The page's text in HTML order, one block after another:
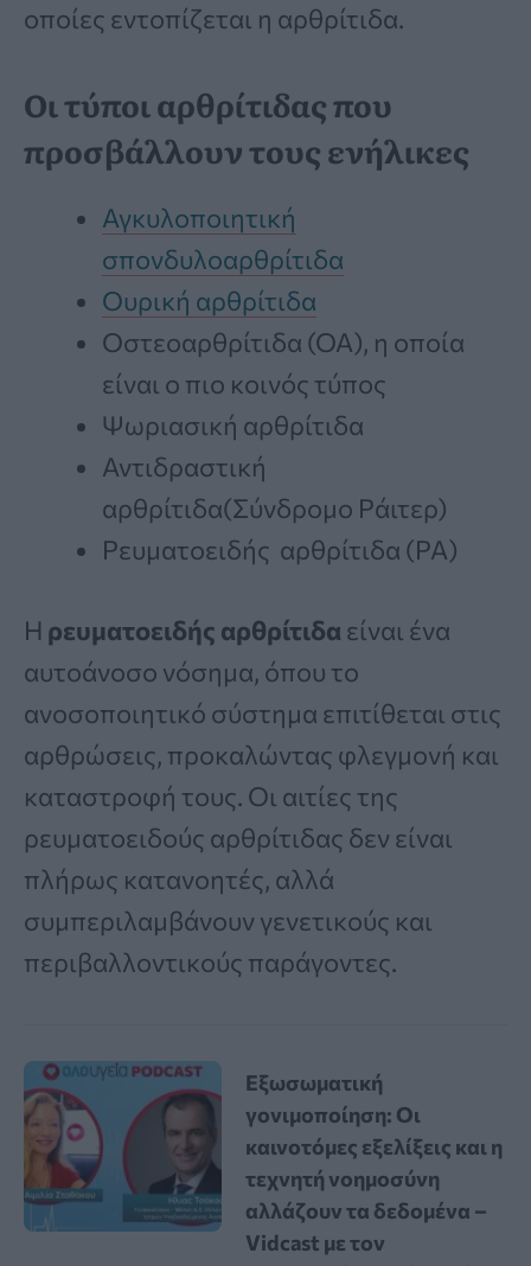
οποίες εντοπίζεται η αρθρίτιδα.
Οι τύποι αρθρίτιδας που
προσβάλλουν τους ενήλικες
Αγκυλοποιητική
σπονδυλοαρθρίτιδα
Ουρική αρθρίτιδα
Οστεοαρθρίτιδα (ΟΑ), η οποία
είναι ο πιο κοινός τύπος
Ψωριασική αρθρίτιδα
Αντιδραστική
αρθρίτιδα(Σύνδρομο Ράιτερ)
Ρευματοειδής αρθρίτιδα (ΡΑ)
Η ρευματοειδής αρθρίτιδα είναι ένα
αυτοάνοσο νόσημα, όπου το
ανοσοποιητικό σύστημα επιτίθεται στις
αρθρώσεις, προκαλώντας φλεγμονή και
καταστροφή τους. Οι αιτίες της
ρευματοειδούς αρθρίτιδας δεν είναι
πλήρως κατανοητές, αλλά
συμπεριλαμβάνουν γενετικούς και
περιβαλλοντικούς παράγοντες.
Εξωσωματική
γονιμοποίηση: Οι
καινοτόμες εξελίξεις και η
τεχνητή νοημοσύνη
αλλάζουν τα δεδομένα –
Vidcast με τον